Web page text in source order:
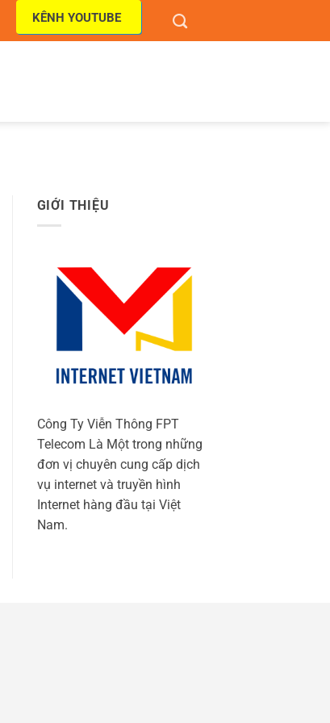
KÊNH YOUTUBE
GIỚI THIỆU
Công Ty Viễn Thông FPT
Telecom Là Một trong những
đơn vị chuyên cung cấp dịch
vụ internet và truyền hình
Internet hàng đầu tại Việt
Nam.